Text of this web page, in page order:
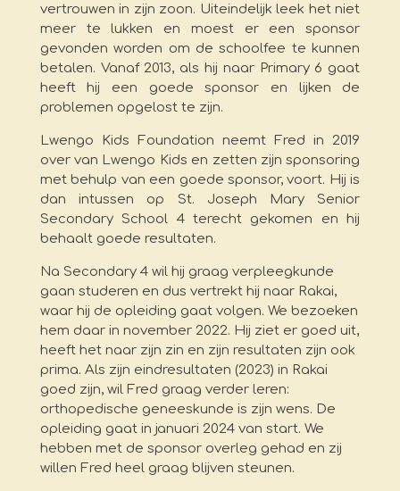
vertrouwen in zijn zoon. Uiteindelijk leek het niet
meer te lukken en moest er een sponsor
gevonden worden om de schoolfee te kunnen
betalen. Vanaf 2013, als hij naar Primary 6 gaat
heeft hij een goede sponsor en lijken de
problemen opgelost te zijn.
Lwengo Kids Foundation neemt Fred in 2019
over van Lwengo Kids en zetten zijn sponsoring
met behulp van een goede sponsor, voort. Hij is
dan intussen op St. Joseph Mary Senior
Secondary School 4 terecht gekomen en hij
behaalt goede resultaten.
Na Secondary 4 wil hij graag verpleegkunde
gaan studeren en dus vertrekt hij naar Rakai,
waar hij de opleiding gaat volgen. We bezoeken
hem daar in november 2022. Hij ziet er goed uit,
heeft het naar zijn zin en zijn resultaten zijn ook
prima. Als zijn eindresultaten (2023) in Rakai
goed zijn, wil Fred graag verder leren:
orthopedische geneeskunde is zijn wens. De
opleiding gaat in januari 2024 van start. We
hebben met de sponsor overleg gehad en zij
willen Fred heel graag blijven steunen.